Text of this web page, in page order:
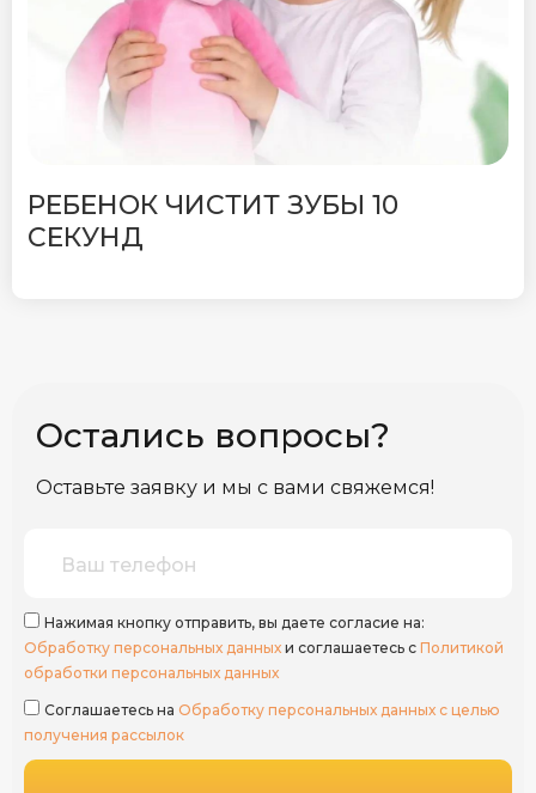
РЕБЕНОК ЧИСТИТ ЗУБЫ 10
СЕКУНД
Остались вопросы?
Оставьте заявку и мы с вами свяжемся!
Нажимая кнопку отправить, вы даете согласие на:
Обработку персональных данных и соглашаетесь с Политикой
обработки персональных данных
Соглашаетесь на Обработку персональных данных с целью
получения рассылок